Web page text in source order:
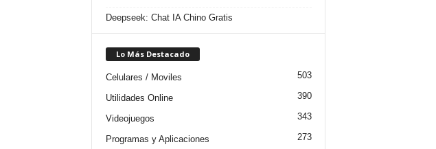
Deepseek: Chat IA Chino Gratis
Lo Más Destacado
Celulares / Moviles 503
Utilidades Online 390
Videojuegos 343
Programas y Aplicaciones 273